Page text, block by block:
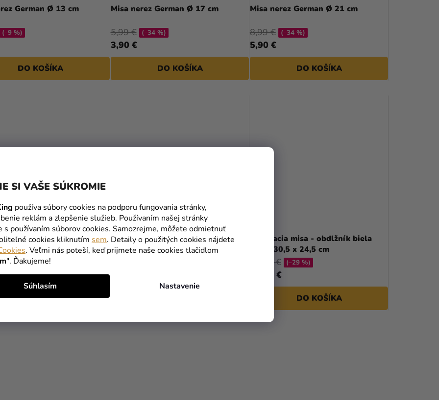
SI VAŠE SÚKROMIE
používa súbory cookies na podporu fungovania stránky,
reklám a zlepšenie služieb. Používaním našej stránky
s používaním súborov cookies. Samozrejme, môžete odmietnuť
cookies kliknutím sem. Detaily o použitých cookies nájdete
. Veľmi nás poteší, keď prijmete naše cookies tlačidlom
". Ďakujeme!
Nastavenie
Súhlasím
German Ø 13 cm
(–9 %)
DO KOŠÍKA
Misa nerez German Ø 17 cm
3,90 €
5,99 € (–34 %)
DO KOŠÍKA
Misa nerez German Ø 21 cm
5,90 €
8,99 € (–34 %)
DO KOŠÍKA
miska - biela 13 cm
(–36 %)
DO KOŠÍKA
Zapekacia miska - biela 9 x 5,5 cm
Zapekacia misa - obdlžník biela
vlnka 30,5 x 24,5 cm
10,90 €
15,49 € (–29 %)
DO KOŠÍKA